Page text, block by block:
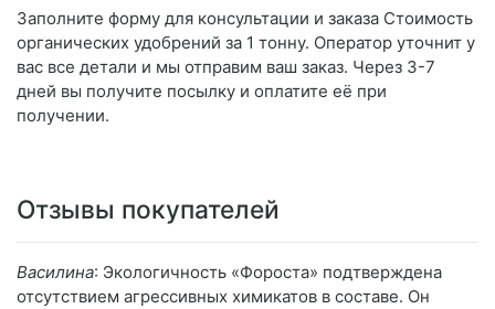
Заполните форму для консультации и заказа Стоимость
органических удобрений за 1 тонну. Оператор уточнит у
вас все детали и мы отправим ваш заказ. Через 3-7
дней вы получите посылку и оплатите её при
получении.
Отзывы покупателей
Василина: Экологичность «Фороста» подтверждена
отсутствием агрессивных химикатов в составе. Он